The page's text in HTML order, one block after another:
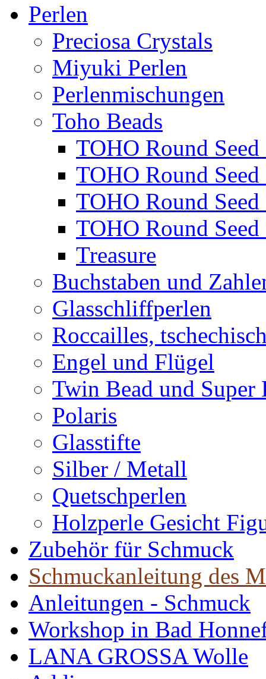
Perlen
Preciosa Crystals
Miyuki Perlen
Perlenmischungen
Toho Beads
TOHO Round Seed
TOHO Round Seed
TOHO Round Seed
TOHO Round Seed
Treasure
Buchstaben und
Glasschliffperlen
Roccailles,
Engel und Flügel
Twin Bead und Super
Polaris
Glasstifte
Silber / Metall
Quetschperlen
Holzperle Gesicht
Zubehör für Schmuck
Schmuckanleitung des
Anleitungen - Schmuck
Workshop in Bad
LANA GROSSA Wolle